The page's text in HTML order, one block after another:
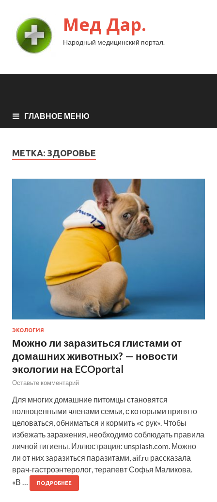
Мед Дар.
Народный медицинский портал.
ГЛАВНОЕ МЕНЮ
МЕТКА: ЗДОРОВЬЕ
ЭКОЛОГИЯ
Можно ли заразиться глистами от
домашних животных? — новости
экологии на ECOportal
Оставьте комментарий
Для многих домашние питомцы становятся
полноценными членами семьи, с которыми принято
целоваться, обниматься и кормить «с рук». Чтобы
избежать заражения, необходимо соблюдать правила
личной гигиены. Иллюстрация: unsplash.com. Можно
ли от них заразиться паразитами, aif.ru рассказала
врач-гастроэнтеролог, терапевт Софья Маликова.
«В …
ПОДРОБНЕЕ